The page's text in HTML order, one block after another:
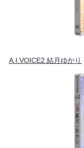
A.I.VOICE2 結月ゆかり